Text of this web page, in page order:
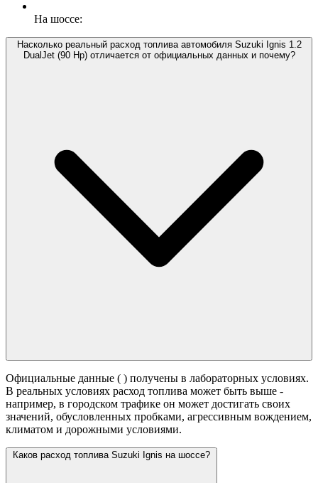
На шоссе:
Насколько реальный расход топлива автомобиля Suzuki Ignis 1.2
DualJet (90 Hp) отличается от официальных данных и почему?
Официальные данные ( ) получены в лабораторных условиях.
В реальных условиях расход топлива может быть выше -
например, в городском трафике он может достигать своих
значений, обусловленных пробками, агрессивным вождением,
климатом и дорожными условиями.
Каков расход топлива Suzuki Ignis на шоссе?